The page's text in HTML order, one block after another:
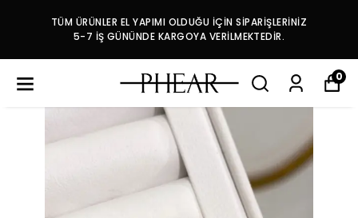
TÜM ÜRÜNLER EL YAPIMI OLDUĞU İÇİN SİPARİŞLERİNİZ
5-7 İŞ GÜNÜNDE KARGOYA VERİLMEKTEDİR.
0